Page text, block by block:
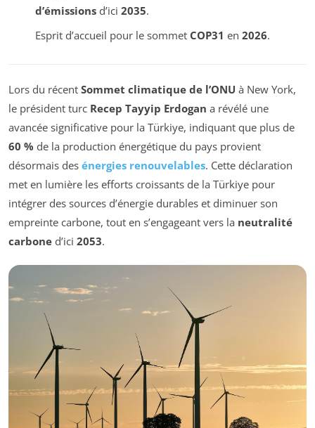
d’émissionsd’ici 2035.
Esprit d’accueil pour le sommet COP31 en 2026.
Lors du récent Sommet climatique de l’ONU à New York,
le président turc Recep Tayyip Erdogan a révélé une
avancée significative pour la Türkiye, indiquant que plus de
60 % de la production énergétique du pays provient
désormais des énergies renouvelables. Cette déclaration
met en lumière les efforts croissants de la Türkiye pour
intégrer des sources d’énergie durables et diminuer son
empreinte carbone, tout en s’engageant vers la neutralité
carbone d’ici 2053.